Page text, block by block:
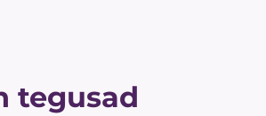
tegusad